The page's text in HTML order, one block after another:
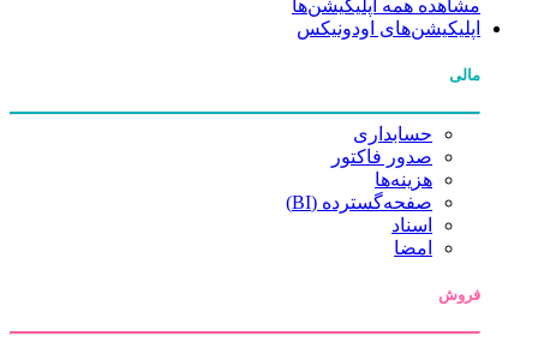
مشاهده همه اپلیکیشن‌ها
اپلیکیشن‌های اودونیکس
مالی
حسابداری
صدور فاکتور
هزینه‌ها
صفحه‌گسترده (BI)
اسناد
امضا
فروش